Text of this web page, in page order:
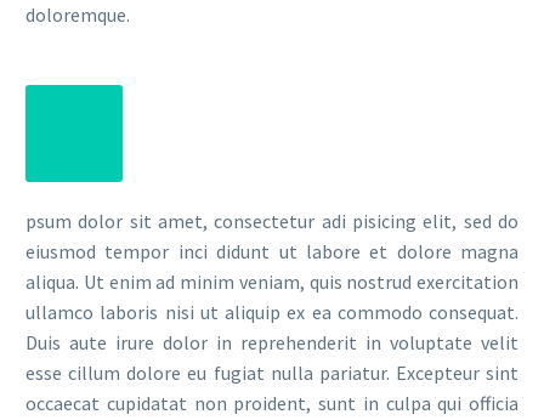
doloremque.
psum dolor sit amet, consectetur adi pisicing elit, sed do
eiusmod tempor inci didunt ut labore et dolore magna
aliqua. Ut enim ad minim veniam, quis nostrud exercitation
ullamco laboris nisi ut aliquip ex ea commodo consequat.
Duis aute irure dolor in reprehenderit in voluptate velit
esse cillum dolore eu fugiat nulla pariatur. Excepteur sint
occaecat cupidatat non proident, sunt in culpa qui officia